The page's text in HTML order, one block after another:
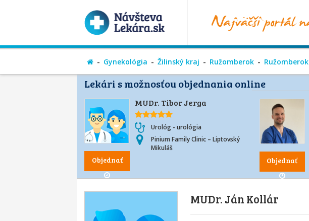
Gynekológia Žilinský kraj Ružomberok Ružomberok
Lekári s možnosťou objednania online
Objednať
MUDr. Tibor Jerga
Urológ - urológia
Pinium Family Clinic – Liptovský
Mikuláš
Objednať
MUDr. Ján Kollár